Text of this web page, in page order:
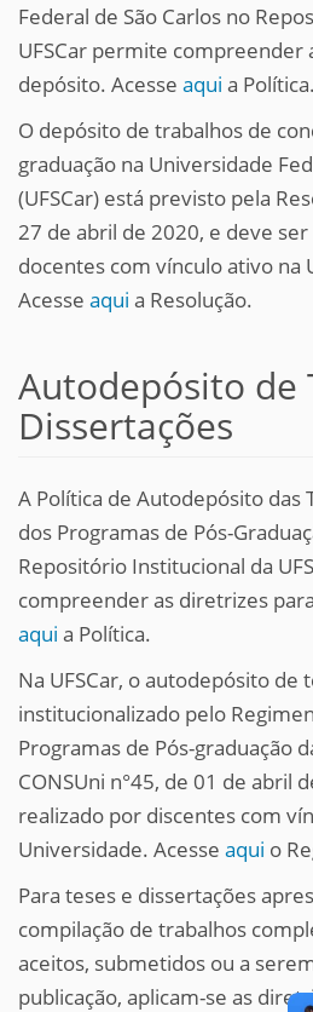
Federal de São Carlos no
UFSCar permite compreender
depósito. Acesse aqui a Política.
O depósito de trabalhos de
graduação na Universidade
(UFSCar) está previsto pela
27 de abril de 2020, e deve
docentes com vínculo ativo na
Acesse aqui a Resolução.
Autodepósito de
Dissertações
A Política de Autodepósito das
dos Programas de Pós-
Repositório Institucional da
compreender as diretrizes
aqui a Política.
Na UFSCar, o autodepósito de
institucionalizado pelo
Programas de Pós-graduação
CONSUni n°45, de 01 de abril
realizado por discentes com
Universidade. Acesse aqui o
Para teses e dissertações
compilação de trabalhos
aceitos, submetidos ou a
publicação, aplicam-se as